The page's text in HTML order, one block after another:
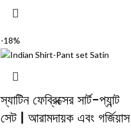
-18%
স্যাটিন ফেব্রিক্সের সার্ট-প্যান্ট
সেট | আরামদায়ক এবং গর্জিয়াস